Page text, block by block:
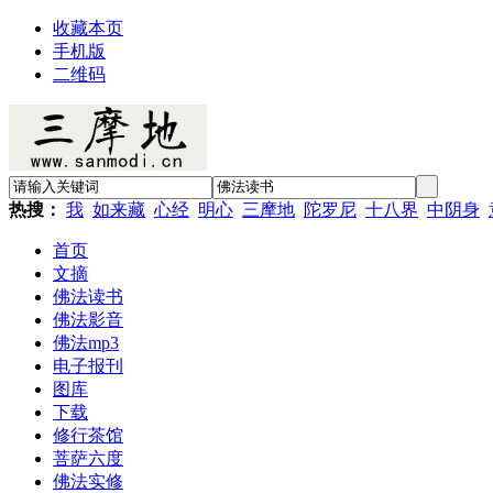
收藏本页
手机版
二维码
热搜： 我 如来藏 心经 明心 三摩地 陀罗尼 十八界 中阴身
首页
文摘
佛法读书
佛法影音
佛法mp3
电子报刊
图库
下载
修行茶馆
菩萨六度
佛法实修